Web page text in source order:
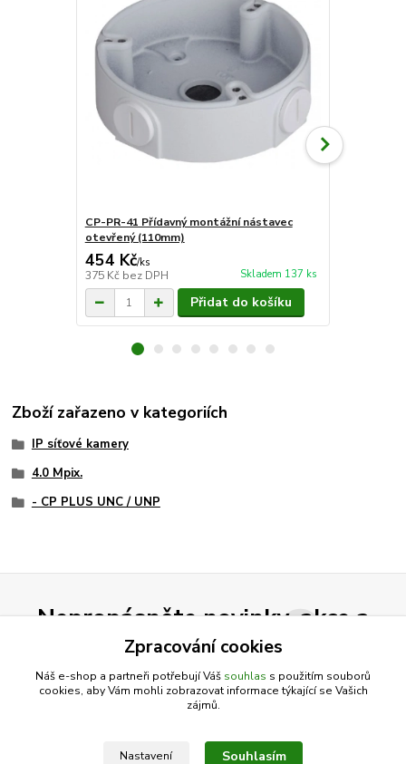
CP-PR-41 Přídavný montážní nástavec
otevřený (110mm)
454 Kč/ks
375 Kč bez DPH Skladem 137 ks
Přidat do košíku
Zboží zařazeno v kategoriích
IP síťové kamery
4.0 Mpix.
- CP PLUS UNC / UNP
Nepropásněte novinky, akce a
slevy!
zpracováním osobních údajůza účelem rozesílky newsletteru.
Zpracování cookies
Náš e-shop a partneři potřebují Váš souhlas s použitím souborů
cookies, aby Vám mohli zobrazovat informace týkající se Vašich
zájmů.
Nastavení Souhlasím